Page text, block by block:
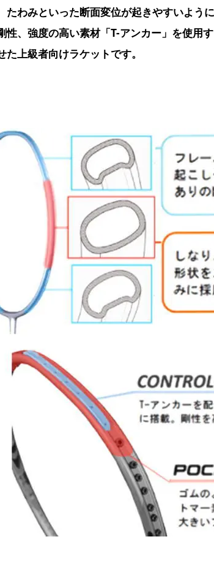
たわみといった断面変位が起きやすいよう
性、強度の高い素材「T-アンカー」を使用
た上級者向けラケットです。